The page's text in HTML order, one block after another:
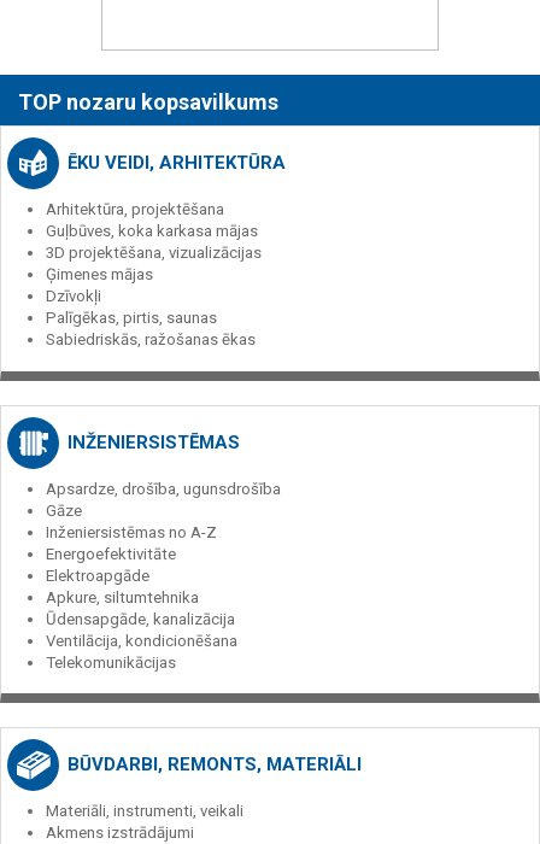
TOP nozaru kopsavilkums
ĒKU VEIDI, ARHITEKTŪRA
Arhitektūra, projektēšana
Guļbūves, koka karkasa mājas
3D projektēšana, vizualizācijas
Ģimenes mājas
Dzīvokļi
Palīgēkas, pirtis, saunas
Sabiedriskās, ražošanas ēkas
INŽENIERSISTĒMAS
Apsardze, drošība, ugunsdrošība
Gāze
Inženiersistēmas no A-Z
Energoefektivitāte
Elektroapgāde
Apkure, siltumtehnika
Ūdensapgāde, kanalizācija
Ventilācija, kondicionēšana
Telekomunikācijas
BŪVDARBI, REMONTS, MATERIĀLI
Materiāli, instrumenti, veikali
Akmens izstrādājumi